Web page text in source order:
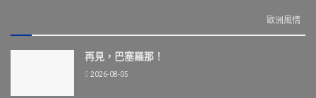
歐洲風情
再見，巴塞羅那！
2026-08-05